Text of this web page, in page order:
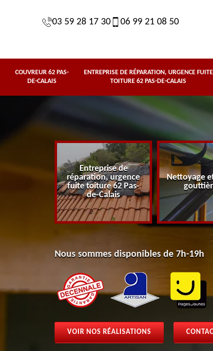
03 59 28 17 30 06 99 21 08 50
COUVREUR 62 PAS-
DE-CALAIS
ENTREPRISE DE RÉPARATION, URGENCE FUITE
TOITURE 62 PAS-DE-CALAIS
Entreprise de
réparation, urgence
fuite toiture 62 Pas-
de-Calais
Nettoyage
Nous sommes disponibles de 7h-19h
VOIR NOS RÉALISATIONS